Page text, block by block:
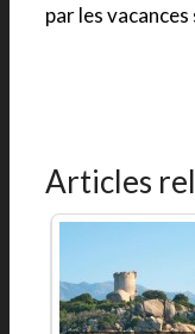
par les
Articles